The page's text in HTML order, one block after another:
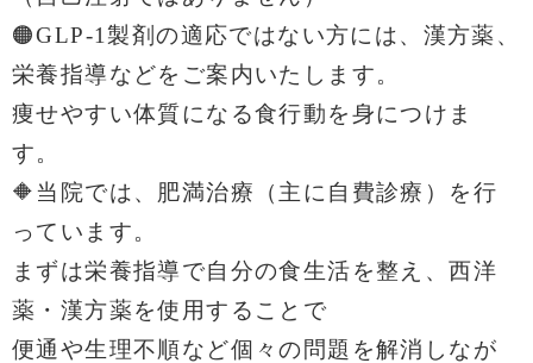
🟠GLP-1製剤の適応ではない方には、漢方薬、
栄養指導などをご案内いたします。
痩せやすい体質になる食行動を身につけま
す。
🔶当院では、肥満治療（主に自費診療）を行
っています。
まずは栄養指導で自分の食生活を整え、西洋
薬・漢方薬を使用することで
便通や生理不順など個々の問題を解消しなが